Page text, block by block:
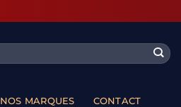
NOS MARQUES CONTACT